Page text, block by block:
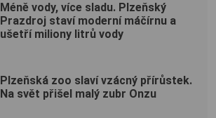
Méně vody, více sladu. Plzeňský
Prazdroj staví moderní máčírnu a
ušetří miliony litrů vody
Plzeňská zoo slaví vzácný přírůstek.
Na svět přišel malý zubr Onzu